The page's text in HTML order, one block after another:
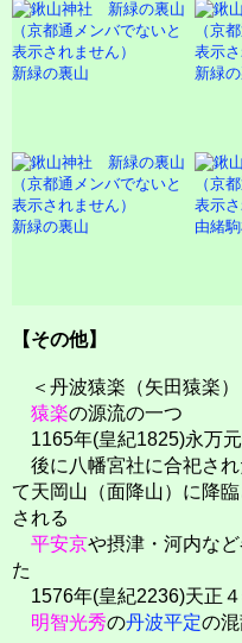
新緑の裏山 新緑
新緑の裏山 由緒
【その他】
＜丹波猿楽（矢田猿楽）
猿楽の源流の一つ
1165年(皇紀1825)永万元
後に八幡宮社に合祀され
て天岡山（面降山）に降
される
平安京や摂津・河内な
た
1576年(皇紀2236)天正
明智光秀の丹波平定の